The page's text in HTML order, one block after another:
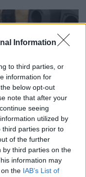
Information
to third parties, or
information for
below opt-out
note that after your
seeing
utilized by
third parties prior to
of the further
by third parties on the
information may
the IAB’s List of
dolgozzák ki,
egyedi kérelmeit,
1 printer ideális